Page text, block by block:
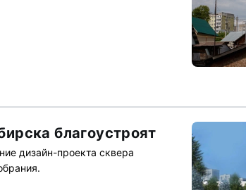
благоустроят
дизайн-проекта сквера